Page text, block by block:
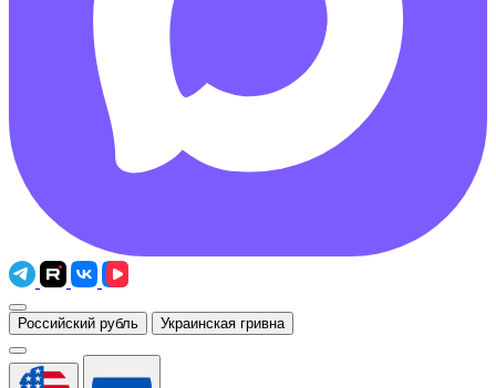
Российский рубль Украинская гривна